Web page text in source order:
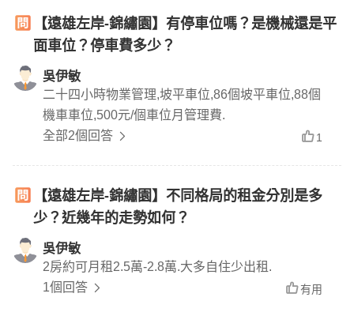
【遠雄左岸-錦繡園】有停車位嗎？是機械還是平
面車位？停車費多少？
吳伊敏
二十四小時物業管理,坡平車位,86個坡平車位,88個
機車車位,500元/個車位月管理費.
全部2個回答
1
【遠雄左岸-錦繡園】不同格局的租金分別是多
少？近幾年的走勢如何？
吳伊敏
2房約可月租2.5萬-2.8萬.大多自住少出租.
1個回答
有用